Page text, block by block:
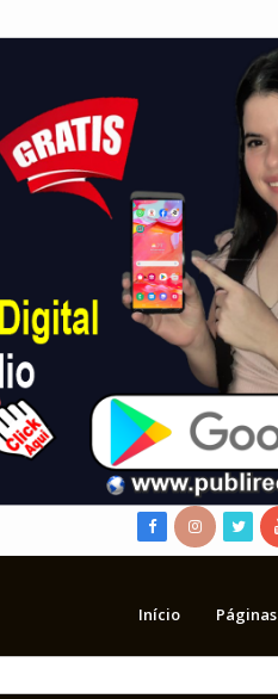
Início Páginas